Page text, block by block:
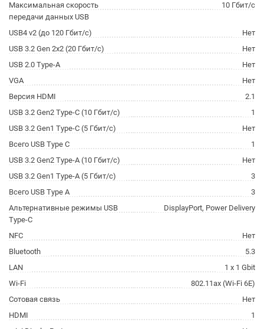
Максимальная скорость
передачи данных USB
10 Гбит/с
USB4 v2 (до 120 Гбит/с)
Нет
USB 3.2 Gen 2x2 (20 Гбит/с)
Нет
USB 2.0 Type-A
Нет
VGA
Нет
Версия HDMI
2.1
USB 3.2 Gen2 Type-C (10 Гбит/с)
1
USB 3.2 Gen1 Type-C (5 Гбит/с)
Нет
Всего USB Type C
1
USB 3.2 Gen2 Type-A (10 Гбит/с)
Нет
USB 3.2 Gen1 Type-A (5 Гбит/с)
3
Всего USB Type A
3
Альтернативные режимы USB
Type-C
DisplayPort, Power Delivery
NFC
Нет
Bluetooth
5.3
LAN
1 x 1 Gbit
Wi-Fi
802.11ax (Wi-Fi 6E)
Сотовая связь
Нет
HDMI
1